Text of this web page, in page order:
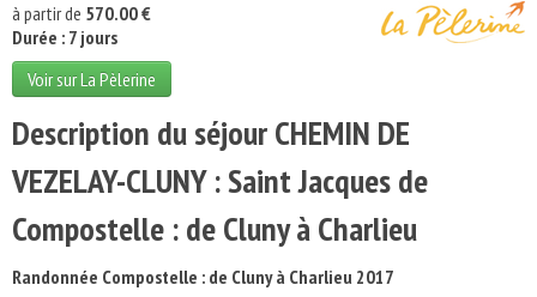
à partir de 570.00 €
Durée : 7 jours
Voir sur La Pèlerine
Description du séjour CHEMIN DE
VEZELAY-CLUNY : Saint Jacques de
Compostelle : de Cluny à Charlieu
Randonnée Compostelle : de Cluny à Charlieu 2017